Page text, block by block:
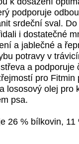
podporuje
srdeční sval.
i dostatečné
a jablečné a
potravy v
a podporuje
pro Fitmin
lososový olej pro
psa.
26 % bílkovin, 11